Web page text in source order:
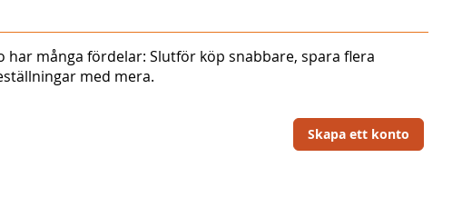
har många fördelar: Slutför köp snabbare, spara flera
med mera.
Skapa ett konto